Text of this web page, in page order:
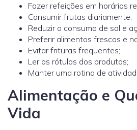
Fazer refeições em horários
Consumir frutas diariamente;
Reduzir o consumo de sal e
Preferir alimentos frescos e
Evitar frituras frequentes;
Ler os rótulos dos produtos;
Manter uma rotina de
Alimentação e
Vida